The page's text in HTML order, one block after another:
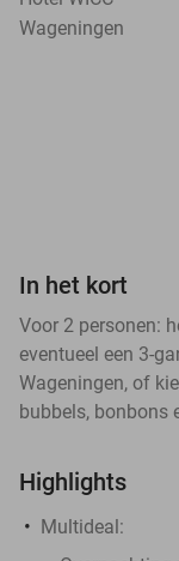
Wageningen
In het kort
Voor 2 personen:
eventueel een 3-
Wageningen, of
bubbels, bonbons
Highlights
Multideal: